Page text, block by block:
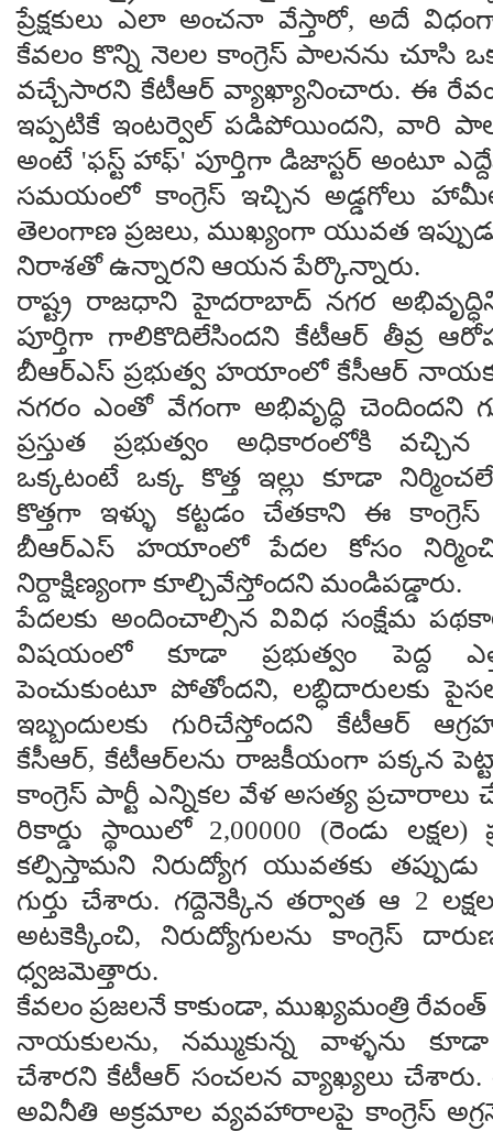
ప్రేక్షకులు ఎలా అంచనా వేస్తారో, అదే
కేవలం కొన్ని నెలల కాంగ్రెస్ పాలనను చూసి ఒక
వచ్చేసారని కేటీఆర్ వ్యాఖ్యానించారు. ఈ
ఇప్పటికే ఇంటర్వెల్ పడిపోయిందని, వారి
అంటే 'ఫస్ట్ హాఫ్' పూర్తిగా డిజాస్టర్ అంటూ
సమయంలో కాంగ్రెస్ ఇచ్చిన అడ్డగోలు
తెలంగాణ ప్రజలు, ముఖ్యంగా యువత
నిరాశతో ఉన్నారని ఆయన పేర్కొన్నారు.
రాష్ట్ర రాజధాని హైదరాబాద్ నగర అభివృద్ధిని
పూర్తిగా గాలికొదిలేసిందని కేటీఆర్ తీవ్ర
బీఆర్ఎస్ ప్రభుత్వ హయాంలో కేసీఆర్
నగరం ఎంతో వేగంగా అభివృద్ధి చెందిందని
ప్రస్తుత ప్రభుత్వం అధికారంలోకి
ఒక్కటంటే ఒక్క కొత్త ఇల్లు కూడా
కొత్తగా ఇళ్ళు కట్టడం చేతకాని ఈ కాంగ్రెస్
బీఆర్ఎస్ హయాంలో పేదల కోసం
నిర్దాక్షిణ్యంగా కూల్చివేస్తోందని మండిపడ్డారు.
పేదలకు అందించాల్సిన వివిధ సంక్షేమ
విషయంలో కూడా ప్రభుత్వం పెద్ద
పెంచుకుంటూ పోతోందని, లబ్ధిదారులకు
ఇబ్బందులకు గురిచేస్తోందని కేటీఆర్
కేసీఆర్, కేటీఆర్‌లను రాజకీయంగా పక్కన
కాంగ్రెస్ పార్టీ ఎన్నికల వేళ అసత్య
రికార్డు స్థాయిలో 2,00000 (రెండు లక్షల)
కల్పిస్తామని నిరుద్యోగ యువతకు
గుర్తు చేశారు. గద్దెనెక్కిన తర్వాత ఆ 2
అటకెక్కించి, నిరుద్యోగులను కాంగ్రెస్
ధ్వజమెత్తారు.
కేవలం ప్రజలనే కాకుండా, ముఖ్యమంత్రి
నాయకులను, నమ్ముకున్న వాళ్ళను
చేశారని కేటీఆర్ సంచలన వ్యాఖ్యలు చేశారు.
అవినీతి అక్రమాల వ్యవహారాలపై కాంగ్రెస్